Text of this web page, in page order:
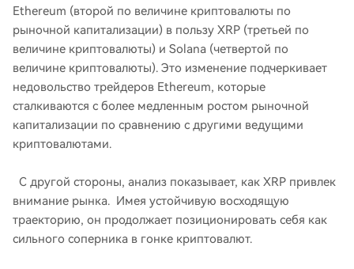
Ethereum (второй по величине криптовалюты по
рыночной капитализации) в пользу XRP (третьей по
величине криптовалюты) и Solana (четвертой по
величине криптовалюты). Это изменение подчеркивает
недовольство трейдеров Ethereum, которые
сталкиваются с более медленным ростом рыночной
капитализации по сравнению с другими ведущими
криптовалютами.
С другой стороны, анализ показывает, как XRP привлек
внимание рынка. Имея устойчивую восходящую
траекторию, он продолжает позиционировать себя как
сильного соперника в гонке криптовалют.